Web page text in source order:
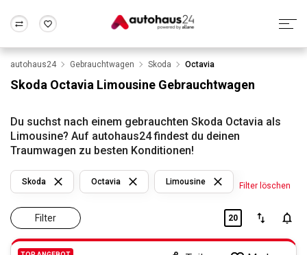
Wir bewerten dein Auto
Alle Fragen & Antworten
Rund um die Inzahlungnahme
Frankfurt Wuppertal
autohaus24 Gebrauchtwagen Skoda Octavia
Skoda Octavia Limousine Gebrauchtwagen
Du suchst nach einem gebrauchten Skoda Octavia als
Limousine? Auf autohaus24 findest du deinen
Traumwagen zu besten Konditionen!
Filter
Skoda Octavia Limousine Filter löschen
20